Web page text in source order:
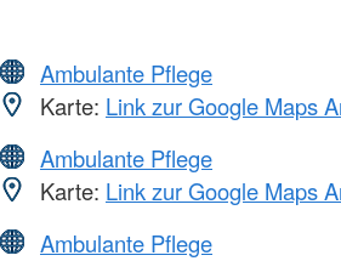
Ambulante Pflege
Karte: Link zur Google Maps
Ambulante Pflege
Karte: Link zur Google Maps
Ambulante Pflege